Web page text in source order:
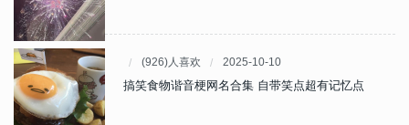
(926)人喜欢 2025-10-10
搞笑食物谐音梗网名合集 自带笑点超有记忆点